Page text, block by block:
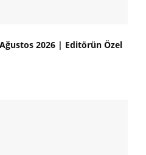
2026 | Editörün Özel